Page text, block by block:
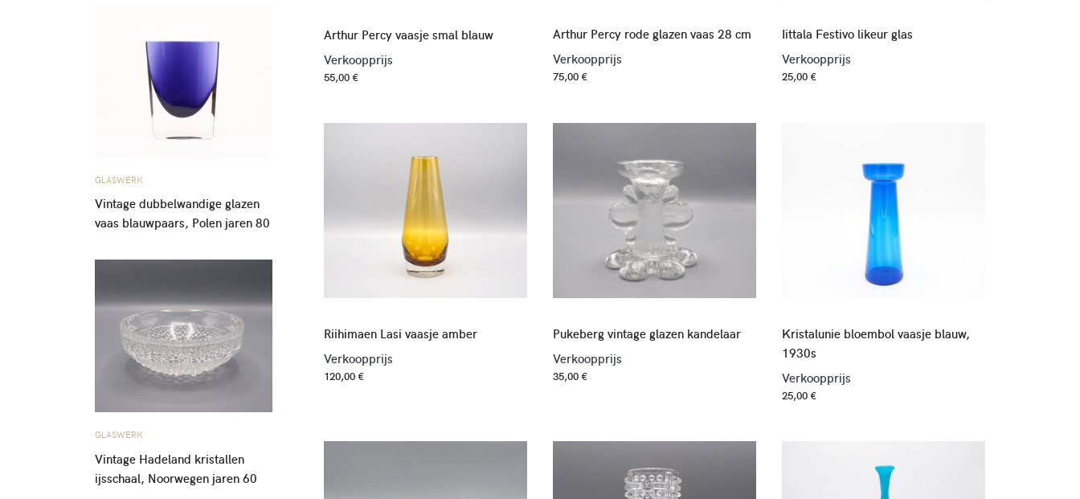
Arthur Percy vaasje smal blauw
Verkoopprijs
55,00 €
Arthur Percy rode glazen vaas 28 cm
Verkoopprijs
75,00 €
Iittala Festivo likeur glas
Verkoopprijs
25,00 €
Riihimaen Lasi vaasje amber
Verkoopprijs
120,00 €
Pukeberg vintage glazen kandelaar
Verkoopprijs
35,00 €
Kristalunie bloembol vaasje blauw,
1930s
Verkoopprijs
25,00 €
GLASWERK
Vintage dubbelwandige glazen
vaas blauwpaars, Polen jaren 80
GLASWERK
Vintage Hadeland kristallen
ijsschaal, Noorwegen jaren 60